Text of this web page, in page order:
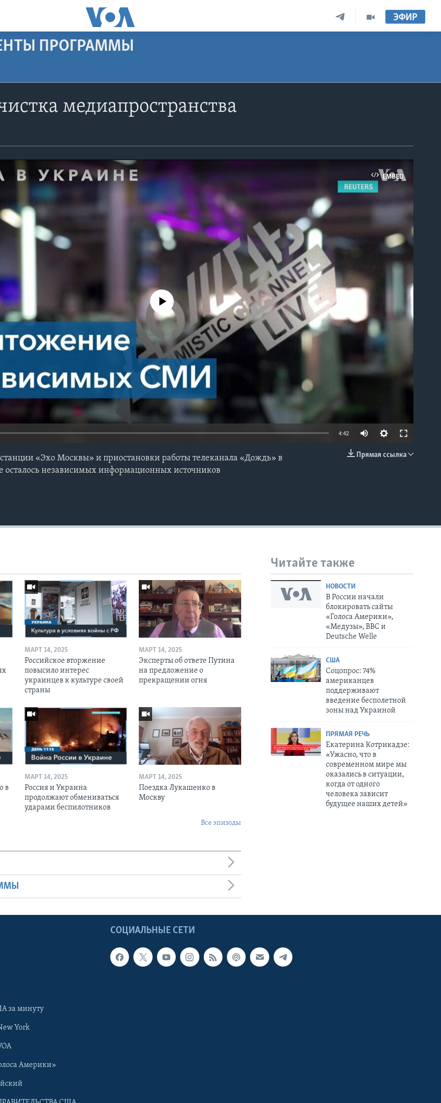
ЭФИР
ПРОГРАММЫ
медиапространства
EMBED
No media source currently available
4:42
Прямая ссылка
«Эхо Москвы» и приостановки работы телеканала «Дождь» в
осталось независимых информационных источников
Читайте также
НОВОСТИ
В России начали
блокировать сайты
«Голоса Америки»,
«Медузы», BBC и
Deutsche Welle
США
Соцопрос: 74%
американцев
поддерживают
введение бесполетной
зоны над Украиной
ПРЯМАЯ РЕЧЬ
Екатерина Котрикадзе:
«Ужасно, что в
современном мире мы
оказались в ситуации,
когда от одного
человека зависит
будущее наших детей»
МАРТ 14, 2025
Российское вторжение
повысило интерес
украинцев к культуре своей
страны
МАРТ 14, 2025
Эксперты об ответе Путина
на предложение о
прекращении огня
в
МАРТ 14, 2025
Россия и Украина
продолжают обмениваться
ударами беспилотников
МАРТ 14, 2025
Поездка Лукашенко в
Москву
Все эпизоды
СОЦИАЛЬНЫЕ СЕТИ
за минуту
York
Америки»